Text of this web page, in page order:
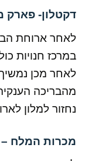
דקטלון- פארק
לאחר ארוחת
במרכז חנויות
לאחר מכן
מהבריכה
נחזור למלון
מכרות המלח –